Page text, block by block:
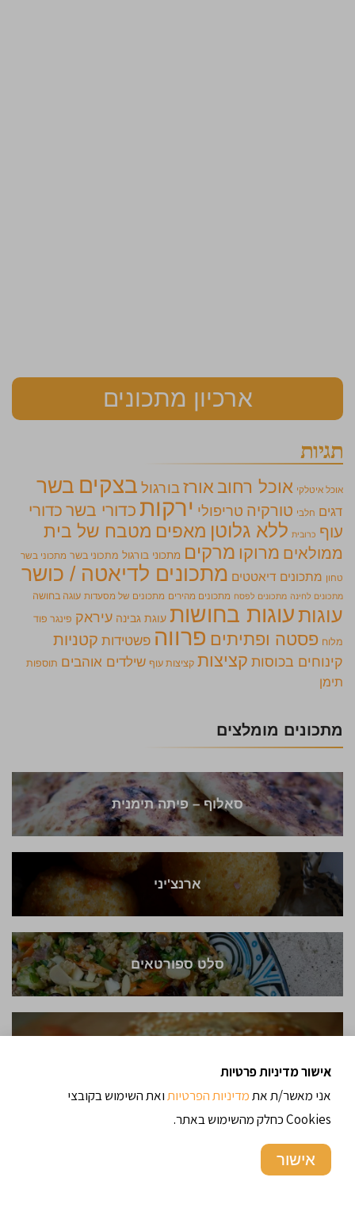
ארכיון מתכונים
תגיות
אוכל איטלקי אוכל רחוב אורזבורגול בצקים בשר
דגים חלבי טורקיה טריפולי ירקות כדורי בשר כדורי
עוף כרובית ללא גלוטן מאפים מטבח של בית
ממולאים מרוקו מרקים מתכוני בורגול מתכוני בשר מתכוני בשר
טחון מתכונים דיאטטים מתכונים לדיאטה / כושר
מתכונים לחינה מתכונים לפסח מתכונים מהירים מתכונים של מסעדות עוגה בחושה
עוגותעוגות בחושות עוגת גבינה עיראק פינגר פוד
מלוח פסטה ופתיתים פרווה פשטידות קטניות
קינוחים בכוסות קציצות קציצות עוף שילדים אוהבים תוספות
תימן
מתכונים מומלצים
סאלוף – פיתה תימנית
ארנצ'יני
סלט ספורטאים
פירוגי / כיסונים במילוי תפוחי אדמה ללא ביצים
אישור מדיניות פרטיות
אני מאשר/ת אתמדיניות הפרטיותואת השימוש בקובצי
Cookies כחלק מהשימוש באתר.
אישור